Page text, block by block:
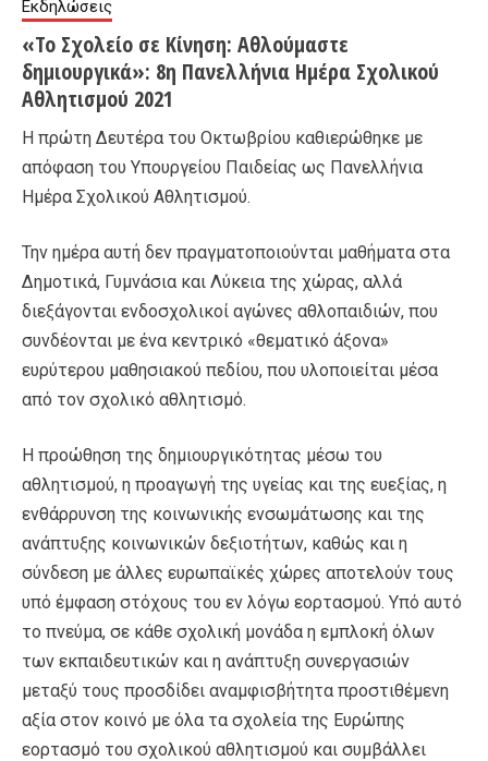
Εκδηλώσεις
«Το Σχολείο σε Κίνηση: Αθλούμαστε
δημιουργικά»: 8η Πανελλήνια Hμέρα Σχολικού
Αθλητισμού 2021
Η πρώτη Δευτέρα του Οκτωβρίου καθιερώθηκε με
απόφαση του Υπουργείου Παιδείας ως Πανελλήνια
Ημέρα Σχολικού Αθλητισμού.
Την ημέρα αυτή δεν πραγματοποιούνται μαθήματα στα
Δημοτικά, Γυμνάσια και Λύκεια της χώρας, αλλά
διεξάγονται ενδοσχολικοί αγώνες αθλοπαιδιών, που
συνδέονται με ένα κεντρικό «θεματικό άξονα»
ευρύτερου μαθησιακού πεδίου, που υλοποιείται μέσα
από τον σχολικό αθλητισμό.
Η προώθηση της δημιουργικότητας μέσω του
αθλητισμού, η προαγωγή της υγείας και της ευεξίας, η
ενθάρρυνση της κοινωνικής ενσωμάτωσης και της
ανάπτυξης κοινωνικών δεξιοτήτων, καθώς και η
σύνδεση με άλλες ευρωπαϊκές χώρες αποτελούν τους
υπό έμφαση στόχους του εν λόγω εορτασμού. Υπό αυτό
το πνεύμα, σε κάθε σχολική μονάδα η εμπλοκή όλων
των εκπαιδευτικών και η ανάπτυξη συνεργασιών
μεταξύ τους προσδίδει αναμφισβήτητα προστιθέμενη
αξία στον κοινό με όλα τα σχολεία της Ευρώπης
εορτασμό του σχολικού αθλητισμού και συμβάλλει